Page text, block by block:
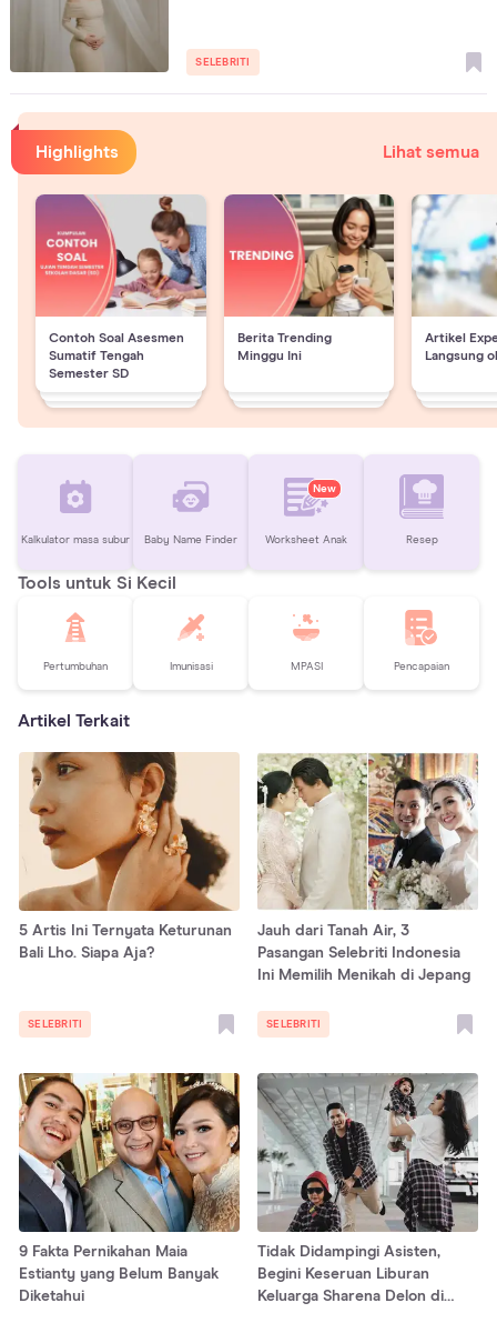
SELEBRITI
Highlights Lihat semua
Contoh Soal Asesmen
Sumatif Tengah
Semester SD
Berita Trending
Minggu Ini
Artikel
Langsung
Kalkulator masa subur Baby Name Finder
New
Worksheet Anak Resep
Tools untuk Si Kecil
Pertumbuhan Imunisasi MPASI Pencapaian
Artikel Terkait
5 Artis Ini Ternyata Keturunan
Bali Lho. Siapa Aja?
SELEBRITI
Jauh dari Tanah Air, 3
Pasangan Selebriti Indonesia
Ini Memilih Menikah di Jepang
SELEBRITI
9 Fakta Pernikahan Maia
Estianty yang Belum Banyak
Diketahui
Tidak Didampingi Asisten,
Begini Keseruan Liburan
Keluarga Sharena Delon di